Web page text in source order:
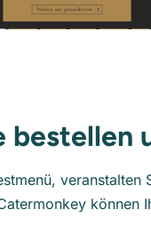
bestellen
können